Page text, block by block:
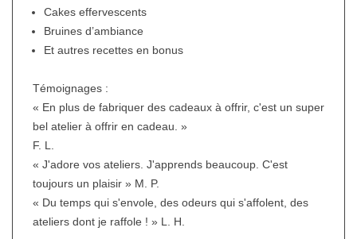
Cakes effervescents
Bruines d’ambiance
Et autres recettes en bonus
Témoignages :
« En plus de fabriquer des cadeaux à offrir, c'est un super
bel atelier à offrir en cadeau. »
F. L.
« J'adore vos ateliers. J'apprends beaucoup. C'est
toujours un plaisir » M. P.
« Du temps qui s'envole, des odeurs qui s'affolent, des
ateliers dont je raffole ! » L. H.